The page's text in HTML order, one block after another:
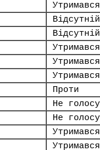
Утримався
Відсутній
Відсутній
Утримався
Утримався
Утримався
Проти
Не
Не
Утримався
Утримався